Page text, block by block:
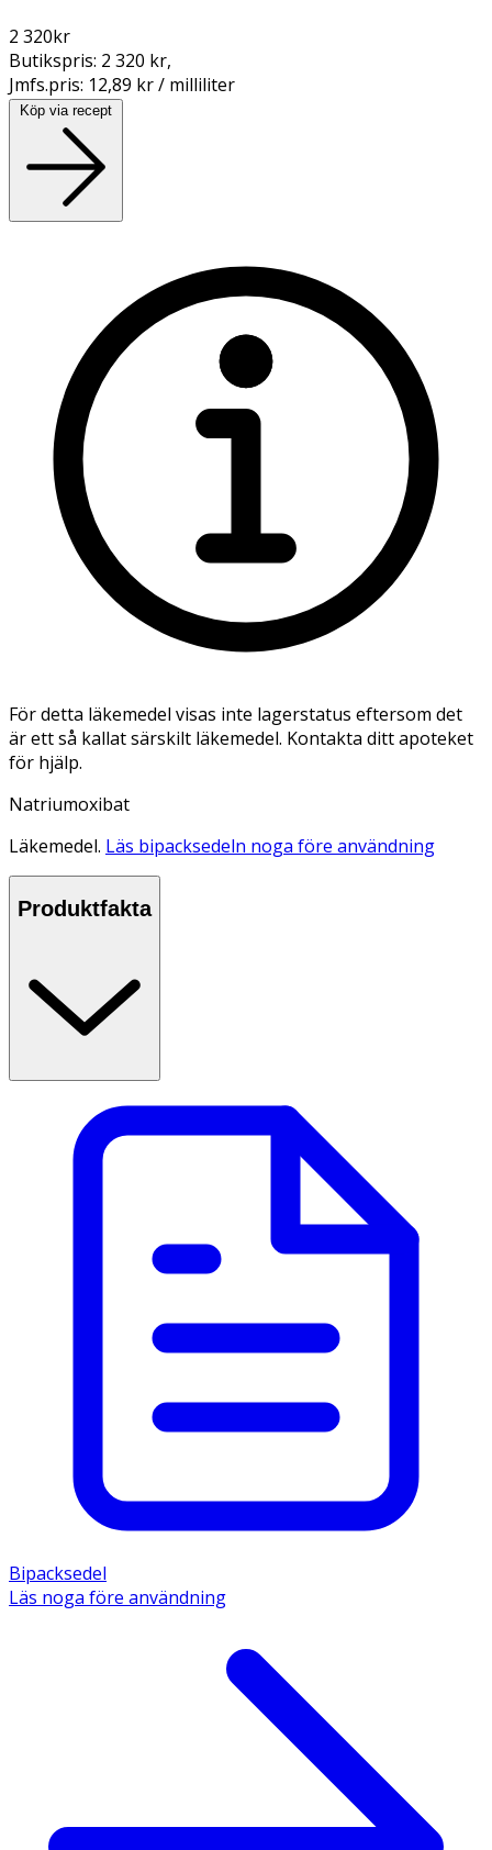
2 320kr
Butikspris: 2 320 kr,
Jmfs.pris: 12,89 kr / milliliter
Köp via recept
För detta läkemedel visas inte lagerstatus eftersom det
är ett så kallat särskilt läkemedel. Kontakta ditt apoteket
för hjälp.
Natriumoxibat
Läkemedel. Läs bipacksedeln noga före användning
Produktfakta
Bipacksedel
Läs noga före användning